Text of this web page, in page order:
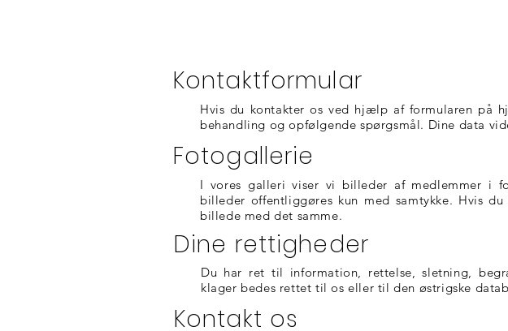
Kontaktformular
Hvis du kontakter os ved hjælp af formularen på
behandling og opfølgende spørgsmål. Dine data
Fotogallerie
I vores galleri viser vi billeder af medlemmer i
billeder offentliggøres kun med samtykke. Hvis
billede med det samme.
Dine rettigheder
Du har ret til information, rettelse, sletning,
klager bedes rettet til os eller til den østrigske
Kontakt os